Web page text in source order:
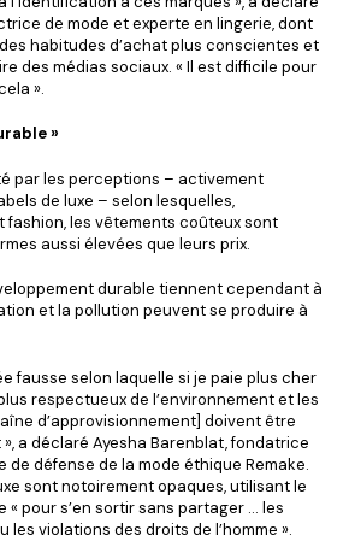
de mode et experte en lingerie, dont
habitudes d’achat plus conscientes et
des médias sociaux. « Il est difficile pour
».
»
par les perceptions – activement
de luxe – selon lesquelles,
les vêtements coûteux sont
aussi élevées que leurs prix.
durable tiennent cependant à
et la pollution peuvent se produire à
fausse selon laquelle si je paie plus cher
respectueux de l’environnement et les
d’approvisionnement] doivent être
a déclaré Ayesha Barenblat, fondatrice
défense de la mode éthique Remake.
sont notoirement opaques, utilisant le
« pour s’en sortir sans partager … les
violations des droits de l’homme ».